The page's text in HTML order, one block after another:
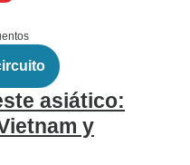
asiático:
y